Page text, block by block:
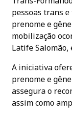
pessoas trans
prenome e
mobilização
Latife Salomão,
A iniciativa
prenome e
assegura o
assim como